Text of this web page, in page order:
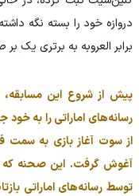
دروازه خود را بسته نگه
برابر العروبه به برتری یک
پیش از شروع این
رسانه‌های اماراتی را به
از سوت آغاز بازی به سمت
آغوش گرفت. این صحنه که
توسط رسانه‌های اماراتی